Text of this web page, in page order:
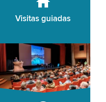
Visitas guiadas